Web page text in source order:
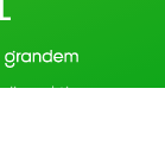
aktiem